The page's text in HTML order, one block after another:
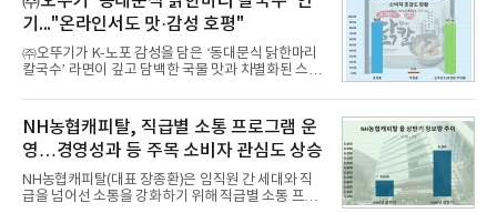
과거 중형 세단 수준으로 확대된 차체 제원 ▲글로벌
최고 수준의 안전성 ▲성능과 효율을 동시에 높인 주
행 완성도 ▲첨단 편의 및 디지털 사양 적용 등을 통해
글로벌 준중형 세단의 새로운 기준을 세웠다.아반떼
는 가솔린 2.0과 1.6 하이브리드 두 가지 파워트레인
넘
기..."온라인서도 맛·감성 호평"
㈜오뚜기가 K-노포 감성을 담은 ‘동대문식 닭한마리
칼국수’ 라면이 깊고 담백한 국물 맛과 차별화된 스토
혔다.‘동대문식 닭한마리 칼국수’는 예상을 뛰어넘는
소비자 호응에 힘입어 지난 7월 13일 첫 선을 보인 지
단 18일 만에 누적 판매량 50만 개를 돌파하는 성과를
거두었다.이번 신제품은 개발진이 전국의 닭한마리
전문점을 직접 찾아 다니며 최적의 육수 비율을 완성
했다. 자극적이지 않으면서도 깊은 닭육수에 마늘의
개운한 풍미를 더했으며, 국물이 잘 배어들면서도 쫄
NH농협캐피탈, 직급별 소통 프로그램 운
영…경영성과 등 주목 소비자 관심도 상승
NH농협캐피탈(대표 장종환)은 임직원 간 세대와 직
급을 넘어선 소통을 강화하기 위해 직급별 소통 프로